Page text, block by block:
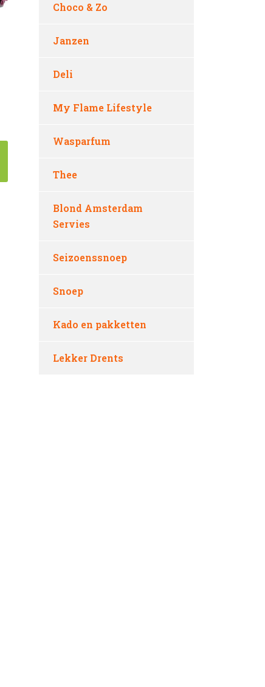
Choco & Zo
Janzen
Deli
My Flame Lifestyle
Wasparfum
Thee
Blond Amsterdam
Servies
Seizoenssnoep
Snoep
Kado en pakketten
Lekker Drents